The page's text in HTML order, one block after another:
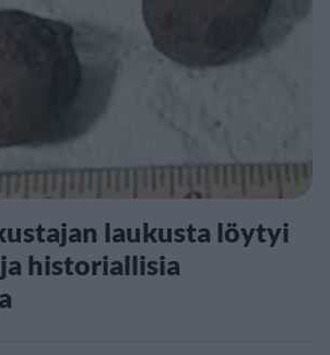
laukusta löytyi
historiallisia